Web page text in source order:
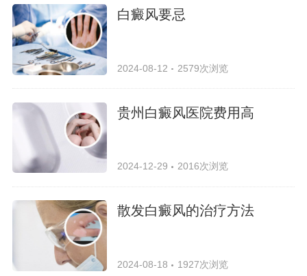
白癜风要忌
2024-08-12 2579次浏览
贵州白癜风医院费用高
2024-12-29 2016次浏览
散发白癜风的治疗方法
2024-08-18 1927次浏览